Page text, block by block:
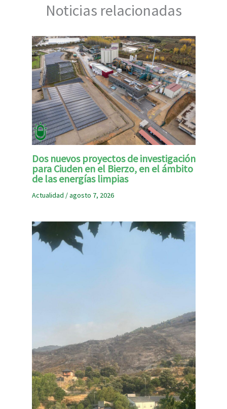
Noticias relacionadas
Dos nuevos proyectos de investigación
para Ciuden en el Bierzo, en el ámbito
de las energías limpias
Actualidad /agosto 7, 2026